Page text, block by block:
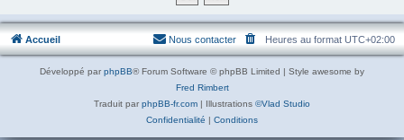
Accueil Heures au format UTC+02:00
Nous contacter
Développé par phpBB® Forum Software © phpBB Limited | Style awesome by
Fred Rimbert
Traduit par phpBB-fr.com | Illustrations ©Vlad Studio
Confidentialité | Conditions